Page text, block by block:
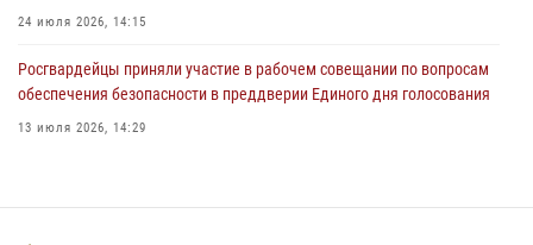
24 июля 2026, 14:15
Росгвардейцы приняли участие в рабочем совещании по вопросам
обеспечения безопасности в преддверии Единого дня голосования
13 июля 2026, 14:29
30 июля 2026, 14:27